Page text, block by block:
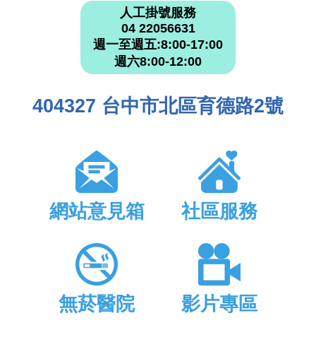
人工掛號服務
04 22056631
週一至週五:8:00-17:00
週六8:00-12:00
404327 台中市北區育德路2號
網站意見箱 社區服務
無菸醫院 影片專區